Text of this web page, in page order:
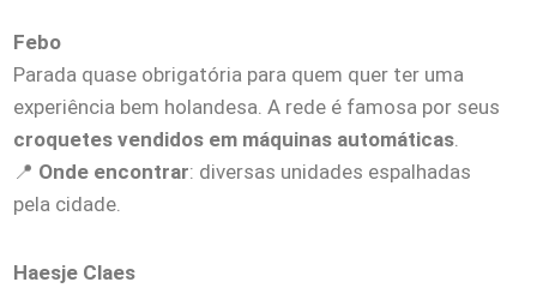
Febo
Parada quase obrigatória para quem quer ter uma
experiência bem holandesa. A rede é famosa por seus
croquetes vendidos em máquinas automáticas.
📍 Onde encontrar: diversas unidades espalhadas
pela cidade.
Haesje Claes